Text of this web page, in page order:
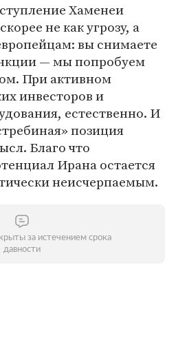
Хаменеи
не как угрозу, а
вы снимаете
— мы попробуем
При активном
инвесторов и
естественно. И
позиция
Благо что
Ирана остается
неисчерпаемым.
за истечением срока
давности